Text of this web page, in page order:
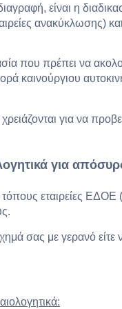
είναι η
ανακύκλωσης)
που πρέπει να
καινούργιου
για να
για
εταιρείες ΕΔΟΕ
σας με γερανό είτε